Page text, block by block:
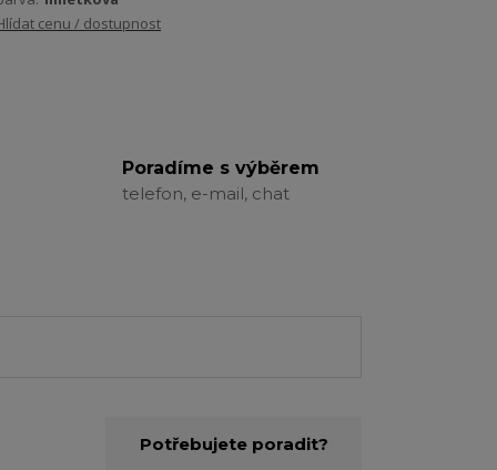
cenu / dostupnost
Poradíme s výběrem
telefon, e-mail, chat
Potřebujete poradit?